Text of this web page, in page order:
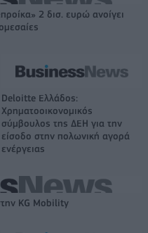
2 δισ. ευρώ ανοίγει
Deloitte Ελλάδος:
Χρηματοοικονομικός
σύμβουλος της ΔΕΗ για την
είσοδο στην πολωνική αγορά
ενέργειας
KG Mobility